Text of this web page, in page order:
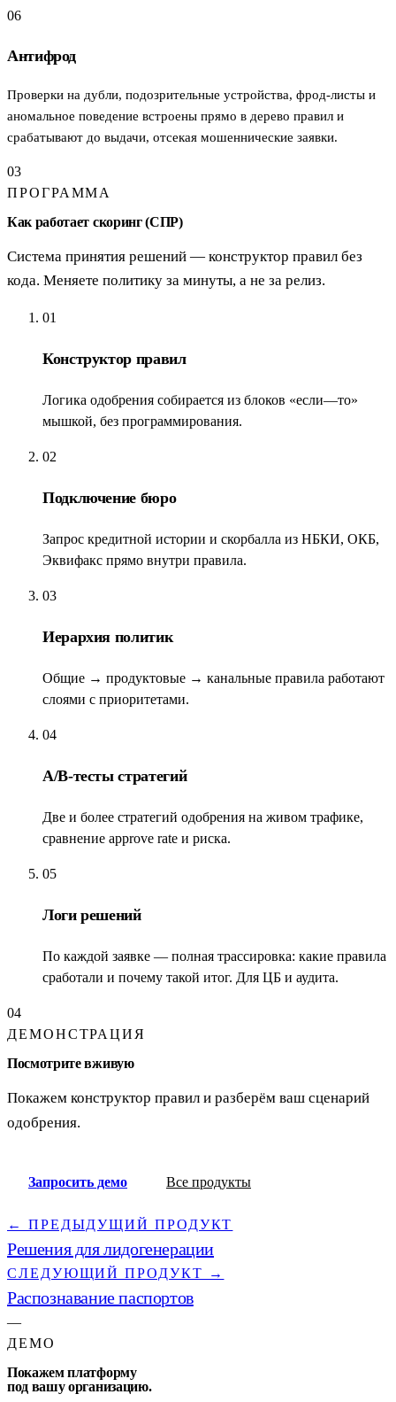
06
Антифрод
Проверки на дубли, подозрительные устройства, фрод-листы и
аномальное поведение встроены прямо в дерево правил и
срабатывают до выдачи, отсекая мошеннические заявки.
03
ПРОГРАММА
Как работает скоринг (СПР)
Система принятия решений — конструктор правил без
кода. Меняете политику за минуты, а не за релиз.
01
Конструктор правил
Логика одобрения собирается из блоков «если—то»
мышкой, без программирования.
02
Подключение бюро
Запрос кредитной истории и скорбалла из НБКИ, ОКБ,
Эквифакс прямо внутри правила.
03
Иерархия политик
Общие → продуктовые → канальные правила работают
слоями с приоритетами.
04
A/B-тесты стратегий
Две и более стратегий одобрения на живом трафике,
сравнение approve rate и риска.
05
Логи решений
По каждой заявке — полная трассировка: какие правила
сработали и почему такой итог. Для ЦБ и аудита.
04
ДЕМОНСТРАЦИЯ
Посмотрите вживую
Покажем конструктор правил и разберём ваш сценарий
одобрения.
Запросить демо Все продукты
← ПРЕДЫДУЩИЙ ПРОДУКТ
Решения для лидогенерации
СЛЕДУЮЩИЙ ПРОДУКТ →
Распознавание паспортов
—
ДЕМО
Покажем платформу
под вашу организацию.